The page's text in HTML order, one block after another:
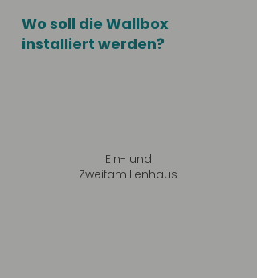
Wo soll die Wallbox
installiert werden?
Ein- und
Zweifamilienhaus